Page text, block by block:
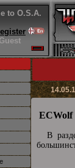
to O.S.A.
ECWolf
В